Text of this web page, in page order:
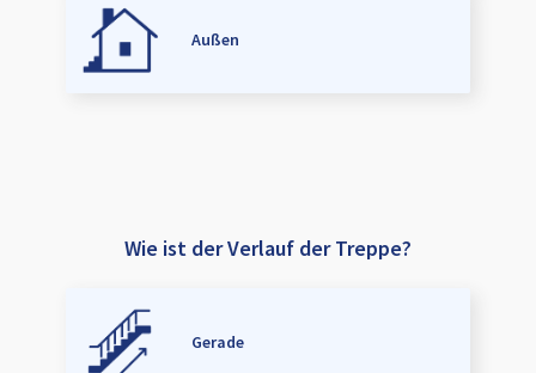
Außen
Wie ist der Verlauf der Treppe?
Gerade